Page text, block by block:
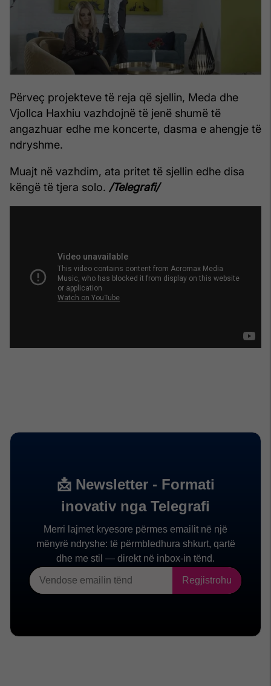
Përveç projekteve të reja që sjellin, Meda dhe
Vjollca Haxhiu vazhdojnë të jenë shumë të
angazhuar edhe me koncerte, dasma e ahengje të
ndryshme.
Muajt në vazhdim, ata pritet të sjellin edhe disa
këngë të tjera solo. /Telegrafi/